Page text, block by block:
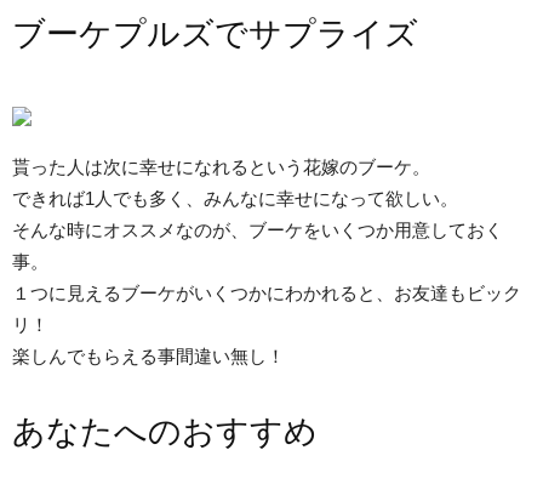
ブーケプルズでサプライズ
貰った人は次に幸せになれるという花嫁のブーケ。
できれば1人でも多く、みんなに幸せになって欲しい。
そんな時にオススメなのが、ブーケをいくつか用意しておく
事。
１つに見えるブーケがいくつかにわかれると、お友達もビック
リ！
楽しんでもらえる事間違い無し！
あなたへのおすすめ